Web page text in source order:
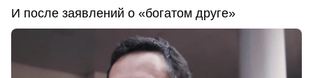
И после заявлений о «богатом друге»